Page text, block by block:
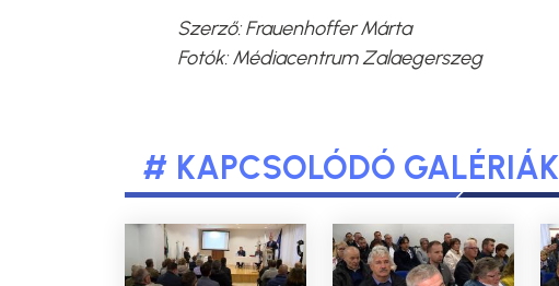
Szerző: Frauenhoffer Márta
Fotók: Médiacentrum Zalaegerszeg
# KAPCSOLÓDÓ GALÉRIÁK